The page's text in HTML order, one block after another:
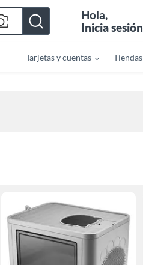
Hola,
Inicia sesión
Tarjetas y cuentas Tiendas